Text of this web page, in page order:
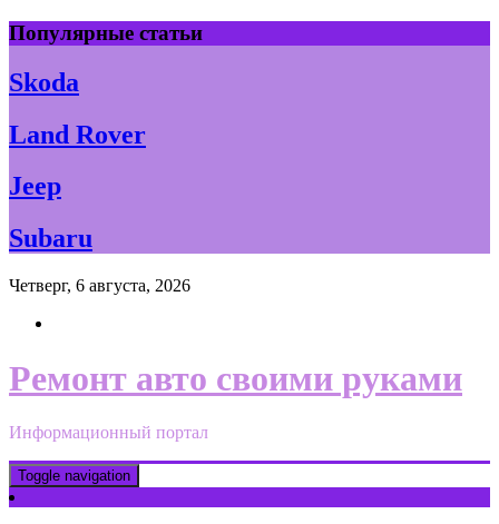
Skip
to
content
Популярные статьи
Skoda
Land Rover
Jeep
Subaru
Четверг, 6 августа, 2026
Ремонт авто своими руками
Информационный портал
Toggle navigation